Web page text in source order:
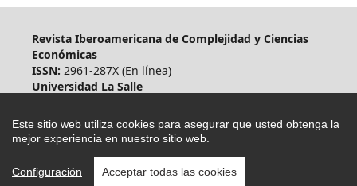
Revista Iberoamericana de Complejidad y Ciencias
Económicas
ISSN: 2961-287X (En línea)
Universidad La Salle
Dirección:
Avenida Alfonso Ugarte, No. 517, Cercado,
Arequipa, Perú
Email:
Teléfono:
(51 54) 607555 Anexo: 430
Este sitio web utiliza cookies para asegurar que usted obtenga la
mejor experiencia en nuestro sitio web.
Configuración Acceptar todas las cookies